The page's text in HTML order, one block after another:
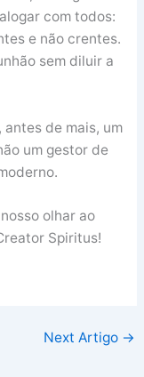
com todos:
e não crentes.
sem diluir a
antes de mais, um
um gestor de
olhar ao
Spiritus!
Next Artigo →